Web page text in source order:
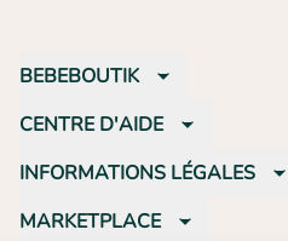
BEBEBOUTIK
CENTRE D'AIDE
INFORMATIONS LÉGALES
MARKETPLACE